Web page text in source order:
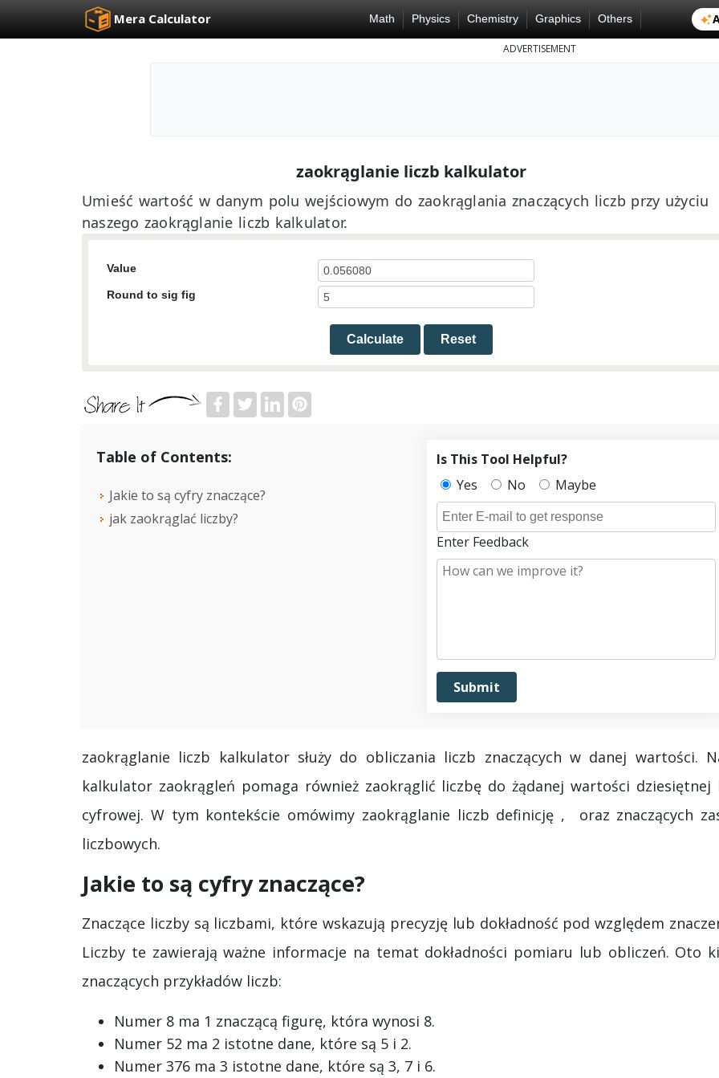
Mera Calculator Math Physics Chemistry Graphics Others
ADVERTISEMENT
zaokrąglanie liczb kalkulator
Umieść wartość w danym polu wejściowym do zaokrąglania znaczących liczb przy użyciu
naszego zaokrąglanie liczb kalkulator.
Value
Round to sig fig
Calculate Reset
Table of Contents:
Jakie to są cyfry znaczące?
jak zaokrąglać liczby?
Is This Tool Helpful?
Yes
No Maybe
Enter Feedback
zaokrąglanie liczb kalkulator służy do obliczania liczb znaczących w danej wartości.
kalkulator zaokrągleń pomaga również zaokrąglić liczbę do żądanej wartości dziesiętnej
cyfrowej. W tym kontekście omówimy zaokrąglanie liczb definicję , oraz znaczących
liczbowych.
Jakie to są cyfry znaczące?
Znaczące liczby są liczbami, które wskazują precyzję lub dokładność pod względem
Liczby te zawierają ważne informacje na temat dokładności pomiaru lub obliczeń. Oto
znaczących przykładów liczb:
Numer 8 ma 1 znaczącą figurę, która wynosi 8.
Numer 52 ma 2 istotne dane, które są 5 i 2.
Numer 376 ma 3 istotne dane, które są 3, 7 i 6.